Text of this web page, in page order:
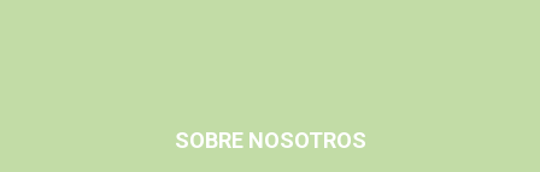
SOBRE NOSOTROS